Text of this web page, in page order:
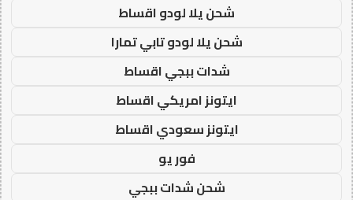
شحن يلا لودو اقساط
شحن يلا لودو تابي تمارا
شدات ببجي اقساط
ايتونز امريكي اقساط
ايتونز سعودي اقساط
فور يو
شحن شدات ببجي